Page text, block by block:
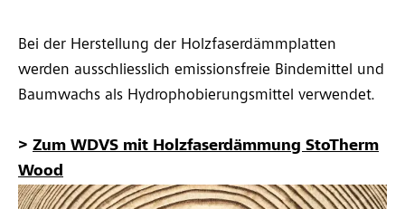
Bei der Herstellung der Holzfaserdämmplatten
werden ausschliesslich emissionsfreie Bindemittel und
Baumwachs als Hydrophobierungsmittel verwendet.
> Zum WDVS mit Holzfaserdämmung StoTherm
Wood